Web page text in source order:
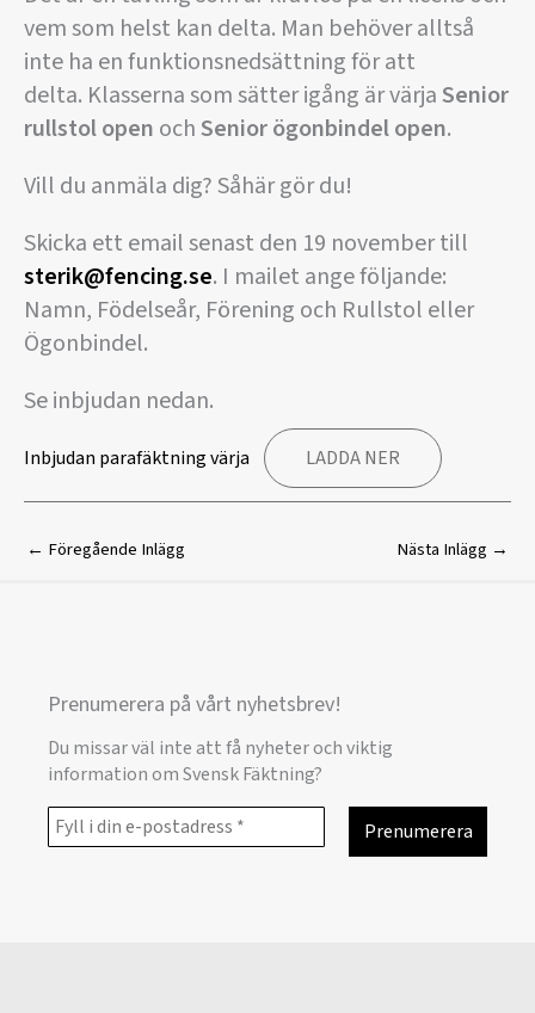
vem som helst kan delta. Man behöver alltså
inte ha en funktionsnedsättning för att
delta. Klasserna som sätter igång är värjaSenior
rullstol open ochSenior ögonbindel open.
Vill du anmäla dig? Såhär gör du!
Skicka ett email senast den 19 november till
sterik@fencing.se. I mailet ange följande:
Namn, Födelseår, Förening och Rullstol eller
Ögonbindel.
Se inbjudan nedan.
Inbjudan parafäktning värja LADDA NER
← Föregående Inlägg Nästa Inlägg →
Prenumerera på vårt nyhetsbrev!
Du missar väl inte att få nyheter och viktig
information om Svensk Fäktning?